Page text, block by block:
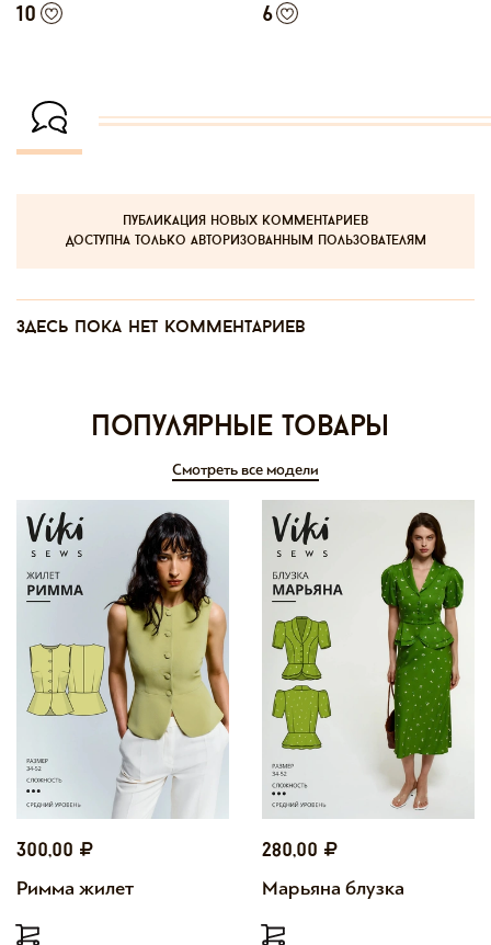
10 6
публикация новых комментариев
доступна только авторизованным пользователям
Здесь пока нет комментариев
Популярные товары
Смотреть все модели
300,00
Римма жилет
280,00
Марьяна блузка